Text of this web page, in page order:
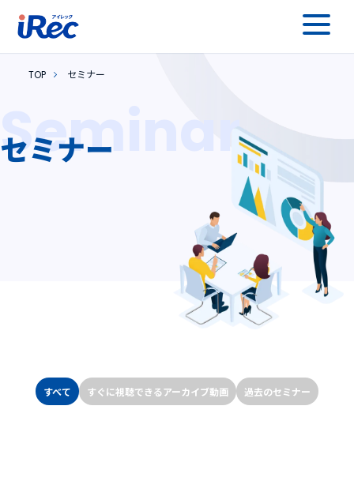
TOP セミナー
Seminar
セミナー
すべて すぐに視聴できるアーカイブ動画 過去のセミナー